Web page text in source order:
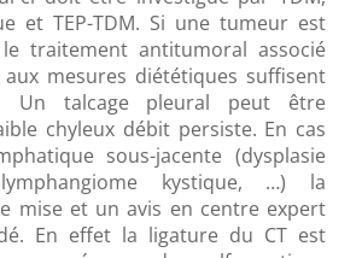
et TEP-TDM. Si une tumeur est
le traitement antitumoral associé
mesures diététiques suffisent
Un talcage pleural peut être
chyleux débit persiste. En cas
sous-jacente (dysplasie
kystique, …) la
mise et un avis en centre expert
En effet la ligature du CT est